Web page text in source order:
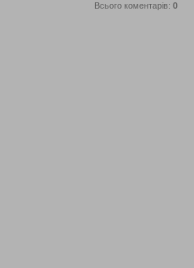
Всього коментарів: 0